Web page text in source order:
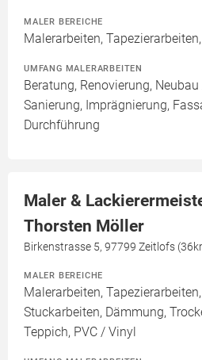
MALER BEREICHE
Malerarbeiten,
UMFANG MALERARBEITEN
Beratung, Renovierung,
Sanierung, Imprägnierung,
Durchführung
Maler &
Thorsten Möller
Birkenstrasse 5, 97799 Zeitlofs
MALER BEREICHE
Malerarbeiten,
Stuckarbeiten, Dämmung,
Teppich, PVC / Vinyl